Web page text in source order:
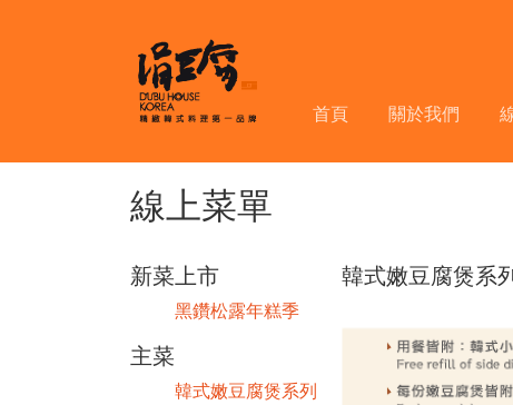
首頁 關於我們
線上菜單
新菜上市
黑鑽松露年糕季
主菜
韓式嫩豆腐煲系列
韓式嫩豆腐煲系列